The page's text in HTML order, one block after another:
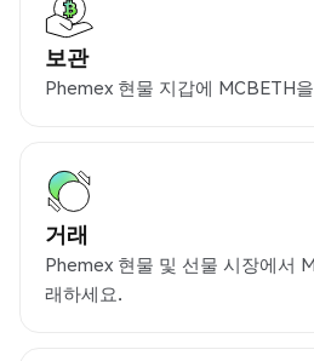
보관
Phemex 현물 지갑에 MCBETH
거래
Phemex 현물 및 선물 시장에서
래하세요.